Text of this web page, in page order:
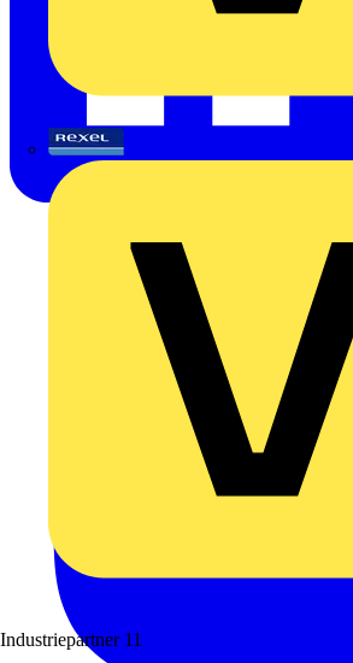
Industriepartner 11